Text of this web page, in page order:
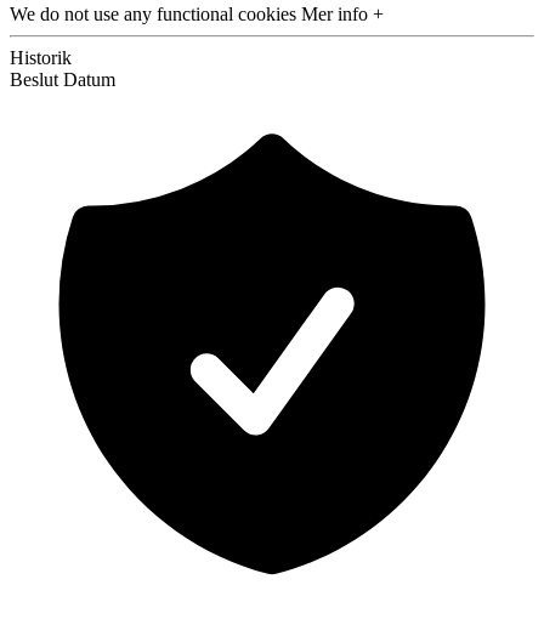
We do not use any functional cookies Mer info +
Historik
Beslut Datum